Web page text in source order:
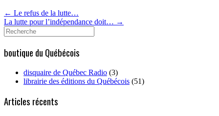
← Le refus de la lutte…
La lutte pour l’indépendance doit… →
Search
for:
boutique du Québécois
disquaire de Québec Radio (3)
librairie des éditions du Québécois (51)
Articles récents